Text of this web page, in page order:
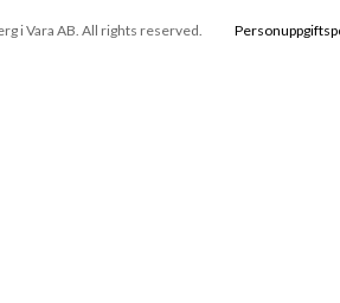
i Vara AB. All rights reserved.